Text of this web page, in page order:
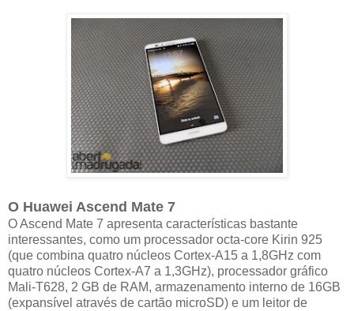
O Huawei Ascend Mate 7
O Ascend Mate 7 apresenta características bastante
interessantes, como um processador octa-core Kirin 925
(que combina quatro núcleos Cortex-A15 a 1,8GHz com
quatro núcleos Cortex-A7 a 1,3GHz), processador gráfico
Mali-T628, 2 GB de RAM, armazenamento interno de 16GB
(expansível através de cartão microSD) e um leitor de